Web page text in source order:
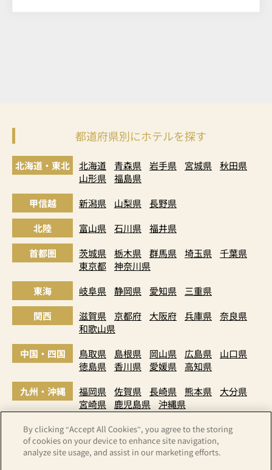
都道府県別にホテルを探す
北海道・東北 北海道 青森県 岩手県 宮城県
秋田県
山形県
福島県
甲信越
新潟県 山梨県
長野県
北陸
富山県 石川県
福井県
首都圏
茨城県 栃木県 群馬県 埼玉県
千葉県
東京都
神奈川県
東海
岐阜県 静岡県 愛知県
三重県
関西
滋賀県 京都府 大阪府 兵庫県
奈良県
和歌山県
中国・四国
鳥取県 島根県 岡山県 広島県
山口県
徳島県
香川県 愛媛県
高知県
九州・沖縄
福岡県 佐賀県 長崎県 熊本県
大分県
宮崎県
鹿児島県 沖縄県
By clicking “Accept All Cookies”, you agree to the storing
of cookies on your device to enhance site navigation,
analyze site usage, and assist in our marketing efforts.